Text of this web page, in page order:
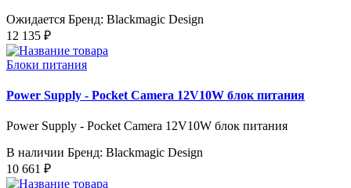
Ожидается Бренд: Blackmagic Design
12 135 ₽
Блоки питания
Power Supply - Pocket Camera 12V10W блок питания
Power Supply - Pocket Camera 12V10W блок питания
В наличии Бренд: Blackmagic Design
10 661 ₽